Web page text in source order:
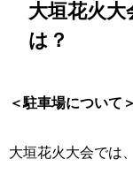
大垣花火大
は？
＜駐車場について＞
大垣花火大会では